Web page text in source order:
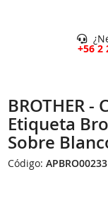
+56 2
BROTHER
Etiqueta
Sobre
Código:APBRO00233